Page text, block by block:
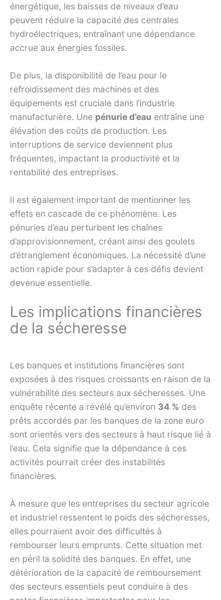
énergétique, les baisses de niveaux d’eau
peuvent réduire la capacité des centrales
hydroélectriques, entraînant une dépendance
accrue aux énergies fossiles.
De plus, la disponibilité de l’eau pour le
refroidissement des machines et des
équipements est cruciale dans l’industrie
manufacturière. Une pénurie d’eau entraîne une
élévation des coûts de production. Les
interruptions de service deviennent plus
fréquentes, impactant la productivité et la
rentabilité des entreprises.
Il est également important de mentionner les
effets en cascade de ce phénomène. Les
pénuries d’eau perturbent les chaînes
d’approvisionnement, créant ainsi des goulets
d’étranglement économiques. La nécessité d’une
action rapide pour s’adapter à ces défis devient
devenue essentielle.
Les implications financières
de la sécheresse
Les banques et institutions financières sont
exposées à des risques croissants en raison de la
vulnérabilité des secteurs aux sécheresses. Une
enquête récente a révélé qu’environ 34 % des
prêts accordés par les banques de la zone euro
sont orientés vers des secteurs à haut risque lié à
l’eau. Cela signifie que la dépendance à ces
activités pourrait créer des instabilités
financières.
À mesure que les entreprises du secteur agricole
et industriel ressentent le poids des sécheresses,
elles pourraient avoir des difficultés à
rembourser leurs emprunts. Cette situation met
en péril la solidité des banques. En effet, une
détérioration de la capacité de remboursement
des secteurs essentiels peut conduire à des